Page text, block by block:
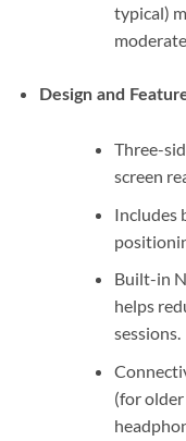
typical)
Design and
Three-
screen
Includes
Built-in
helps
sessions.
(for older